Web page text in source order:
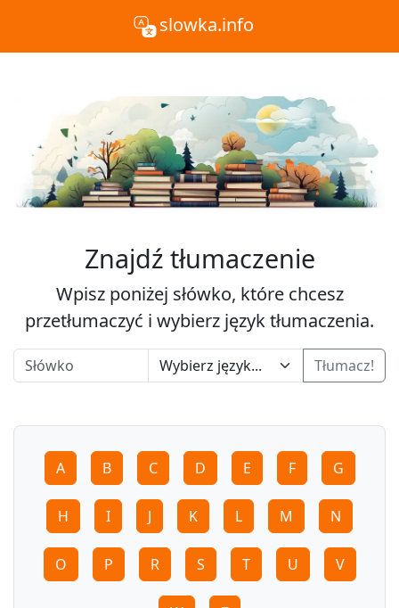
slowka.info
Znajdź tłumaczenie
Wpisz poniżej słówko, które chcesz
przetłumaczyć i wybierz język tłumaczenia.
Tłumacz!
A B C D E F G
H I J K L M N
O P R S T U V